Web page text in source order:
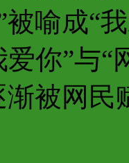
被喻成“
爱你”与
渐被网